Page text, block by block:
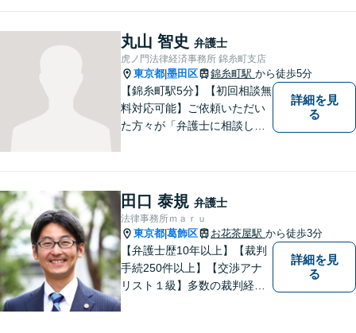
がありましたら、まずはご相
談ください。【電話・オンラ
イン相談OK】
丸山 智史 弁護士
虎ノ門法律経済事務所 錦糸町支店
東京都 墨田区 錦糸町駅 から徒歩5分
【錦糸町駅5分】【初回相談無
料対応可能】ご依頼いただい
た方々が「弁護士に相談して
合います。お金にまつわるト
ラブルや終活に関するお悩み
もお気軽にご相談ください。
詳細を見
る
田口 泰規 弁護士
法律事務所ｍａｒｕ
東京都 葛飾区 お花茶屋駅 から徒歩3分
【弁護士歴10年以上】【裁判
手続250件以上】【交渉アナ
リスト１級】多数の裁判経験
詳細を見
る